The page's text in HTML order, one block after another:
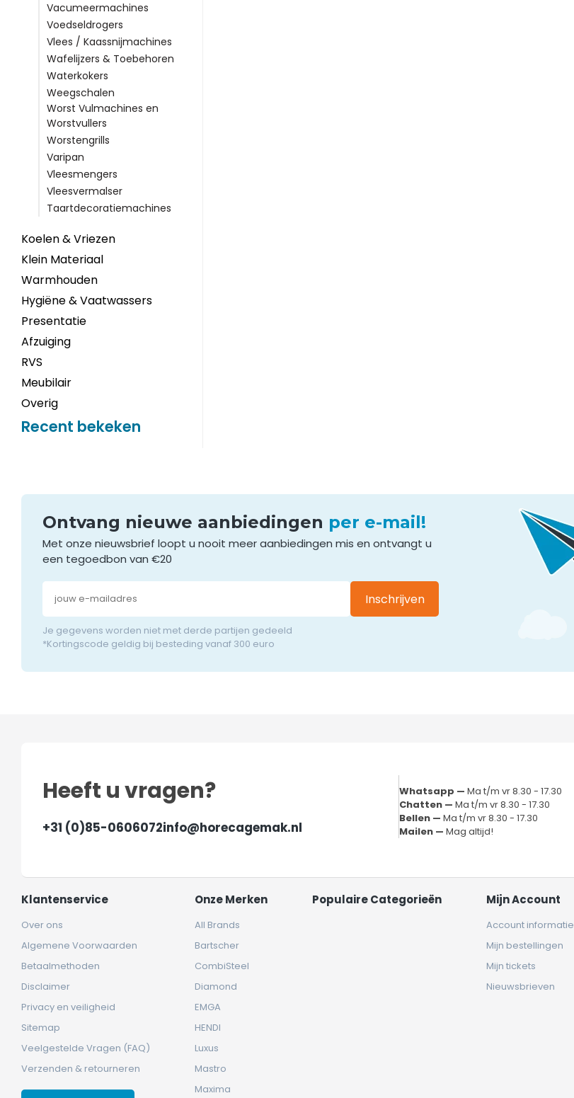
Vacumeermachines
Voedseldrogers
Vlees / Kaassnijmachines
Wafelijzers & Toebehoren
Waterkokers
Weegschalen
Worst Vulmachines en
Worstvullers
Worstengrills
Varipan
Vleesmengers
Vleesvermalser
Taartdecoratiemachines
Koelen & Vriezen
Klein Materiaal
Warmhouden
Hygiëne & Vaatwassers
Presentatie
Afzuiging
RVS
Meubilair
Overig
Recent bekeken
Ontvang nieuwe aanbiedingen per e-mail!
Met onze nieuwsbrief loopt u nooit meer aanbiedingen mis en ontvangt u
een tegoedbon van €20
Inschrijven
Je gegevens worden niet met derde partijen gedeeld
*Kortingscode geldig bij besteding vanaf 300 euro
Heeft u vragen?
+31 (0)85-0606072info@horecagemak.nl
Whatsapp —Ma t/m vr 8.30 - 17.30
Chatten —Ma t/m vr 8.30 - 17.30
Bellen —Ma t/m vr 8.30 - 17.30
Mailen —Mag altijd!
Klantenservice
Over ons
Algemene Voorwaarden
Betaalmethoden
Disclaimer
Privacy en veiligheid
Sitemap
Veelgestelde Vragen (FAQ)
Verzenden & retourneren
Onze Merken
All Brands
Bartscher
CombiSteel
Diamond
EMGA
HENDI
Luxus
Mastro
Maxima
Populaire Categorieën Mijn Account
Account informatie
Mijn bestellingen
Mijn tickets
Nieuwsbrieven